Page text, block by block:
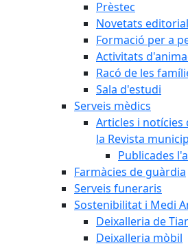
Prèstec
Novetats
Formació per a
Activitats
Racó de les
Sala d'estudi
Serveis mèdics
Articles i notícies
la Revista
Publicades
Farmàcies de guàrdia
Serveis funeraris
Sostenibilitat i Medi
Deixalleria de
Deixalleria mòbil